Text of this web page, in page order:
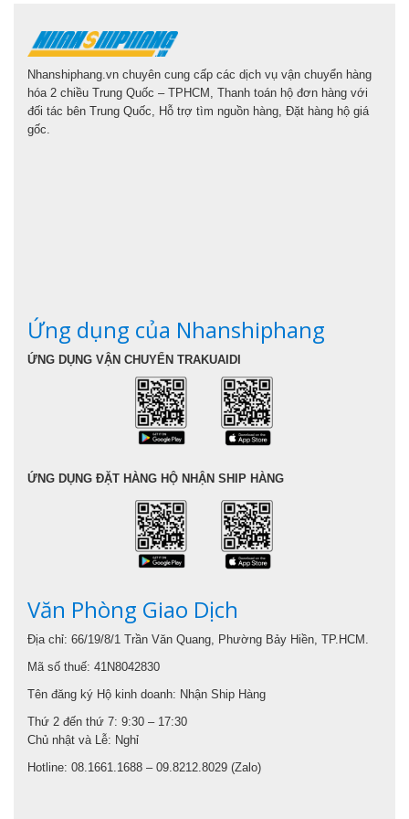
Nhanshiphang.vn chuyên cung cấp các dịch vụ vận chuyển hàng
hóa 2 chiều Trung Quốc – TPHCM, Thanh toán hộ đơn hàng với
đối tác bên Trung Quốc, Hỗ trợ tìm nguồn hàng, Đặt hàng hộ giá
gốc.
Ứng dụng của Nhanshiphang
ỨNG DỤNG VẬN CHUYỂN TRAKUAIDI
ỨNG DỤNG ĐẶT HÀNG HỘ NHẬN SHIP HÀNG
Văn Phòng Giao Dịch
Địa chỉ: 66/19/8/1 Trần Văn Quang, Phường Bảy Hiền, TP.HCM.
Mã số thuế: 41N8042830
Tên đăng ký Hộ kinh doanh: Nhận Ship Hàng
Thứ 2 đến thứ 7: 9:30 – 17:30
Chủ nhật và Lễ: Nghỉ
Hotline: 08.1661.1688 – 09.8212.8029 (Zalo)